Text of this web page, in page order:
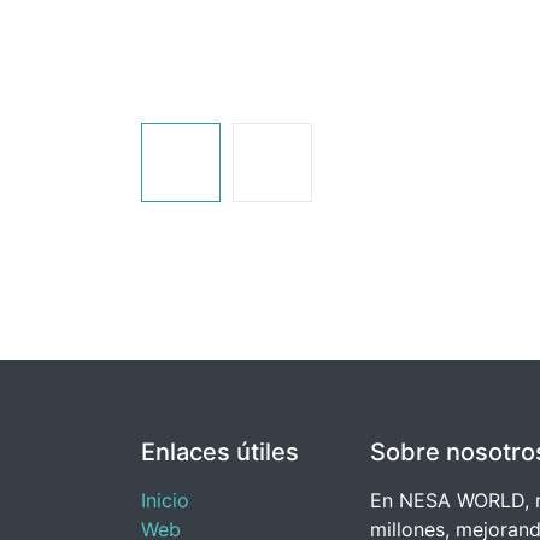
Enlaces útiles
Inicio
Web
Sobre
En NESA
millones,